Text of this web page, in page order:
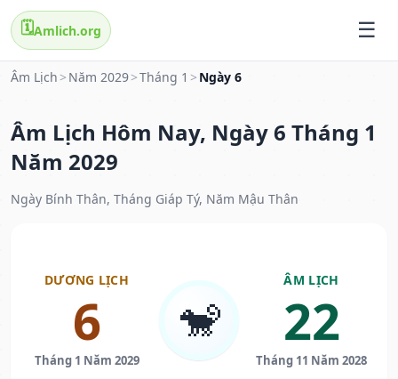
🗓️Amlich.org
Âm Lịch > Năm 2029>Tháng 1 > Ngày 6
Âm Lịch Hôm Nay, Ngày 6 Tháng 1
Năm 2029
Ngày Bính Thân, Tháng Giáp Tý, Năm Mậu Thân
DƯƠNG LỊCH
6
Tháng 1 Năm 2029
🐒
ÂM LỊCH
22
Tháng 11 Năm 2028